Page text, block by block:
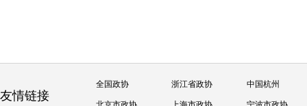
友情链接
全国政协 浙江省政协 中国杭州